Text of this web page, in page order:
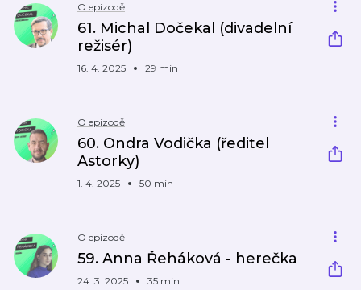
O epizodě
61. Michal Dočekal (divadelní
režisér)
16. 4. 2025 29 min
O epizodě
60. Ondra Vodička (ředitel
Astorky)
1. 4. 2025 50 min
O epizodě
59. Anna Řeháková - herečka
24. 3. 2025 35 min